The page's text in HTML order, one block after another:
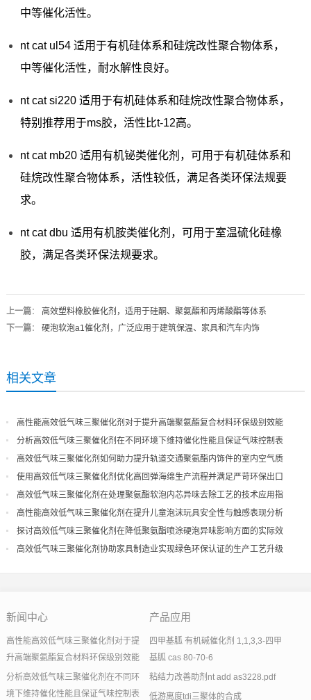
中等催化活性。
nt cat ul54 适用于有机硅体系和硅烷改性聚合物体系，
中等催化活性，耐水解性良好。
nt cat si220 适用于有机硅体系和硅烷改性聚合物体系，
特别推荐用于ms胶，活性比t-12高。
nt cat mb20 适用有机铋类催化剂，可用于有机硅体系和
硅烷改性聚合物体系，活性较低，满足各类环保法规要
求。
nt cat dbu 适用有机胺类催化剂，可用于室温硫化硅橡
胶，满足各类环保法规要求。
上一篇： 高效塑料橡胶催化剂，适用于硅酮、聚氨酯和丙烯酸酯等体系
下一篇： 硬泡软泡a1催化剂，广泛应用于建筑保温、家具和汽车内饰
相关文章
高性能高效低气味三聚催化剂对于提升高端聚氨酯复合材料环保级别效能
分析高效低气味三聚催化剂在不同环境下维持催化性能且保证气味控制表
现
高效低气味三聚催化剂如何助力提升轨道交通聚氨酯内饰件的室内空气质
量
使用高效低气味三聚催化剂优化高回弹海绵生产流程并满足严苛环保出口
高效低气味三聚催化剂在处理聚氨酯软泡内芯异味去除工艺的技术应用指
导
高性能高效低气味三聚催化剂在提升儿童泡沫玩具安全性与触感表现分析
探讨高效低气味三聚催化剂在降低聚氨酯喷涂硬泡异味影响方面的实际效
果
高效低气味三聚催化剂协助家具制造业实现绿色环保认证的生产工艺升级
新闻中心
高性能高效低气味三聚催化剂对于提
升高端聚氨酯复合材料环保级别效能
分析高效低气味三聚催化剂在不同环
境下维持催化性能且保证气味控制表
产品应用
四甲基胍 有机碱催化剂 1,1,3,3-四甲
基胍 cas 80-70-6
粘结力改善助剂nt add as3228.pdf
低游离度tdi三聚体的合成